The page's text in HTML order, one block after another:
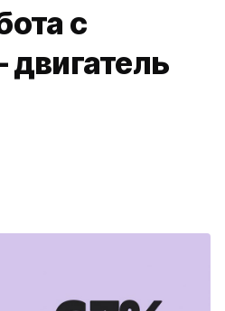
с
двигатель